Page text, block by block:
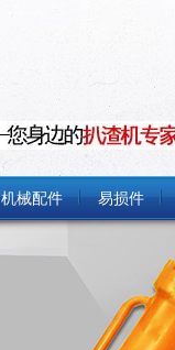
机械配件 易损件